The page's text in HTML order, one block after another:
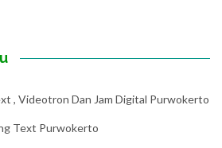
, Videotron Dan Jam Digital Purwokerto
Text Purwokerto